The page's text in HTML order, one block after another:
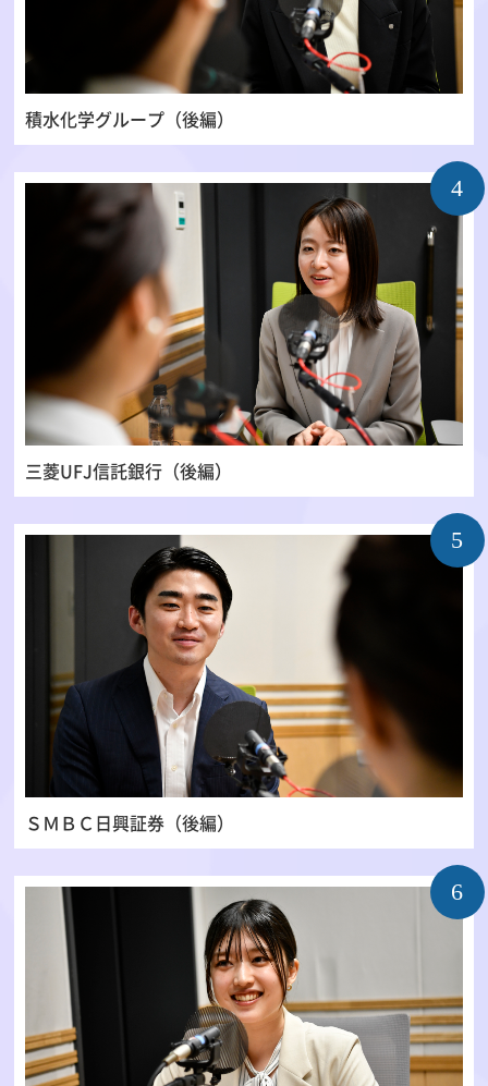
積水化学グループ（後編）
4
三菱UFJ信託銀行（後編）
5
ＳＭＢＣ日興証券（後編）
6